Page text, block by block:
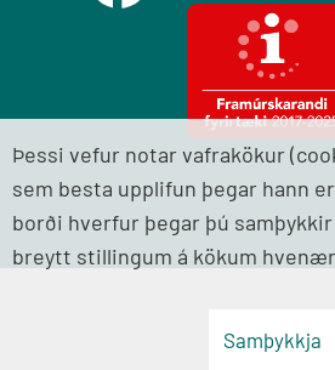
Þessi vefur notar vafrakökur
sem besta upplifun þegar hann
borði hverfur þegar þú
breytt stillingum á kökum
Samþykkja